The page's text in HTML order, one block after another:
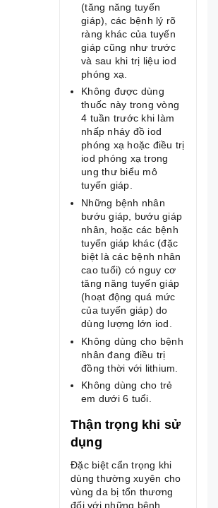
(tăng năng tuyến
giáp), các bệnh lý rõ
ràng khác của tuyến
giáp cũng như trước
và sau khi trị liệu iod
phóng xạ.
Không được dùng
thuốc này trong vòng
4 tuần trước khi làm
nhấp nháy đồ iod
phóng xạ hoặc điều trị
iod phóng xạ trong
ung thư biểu mô
tuyến giáp.
Những bệnh nhân
bướu giáp, bướu giáp
nhân, hoặc các bệnh
tuyến giáp khác (đặc
biệt là các bệnh nhân
cao tuổi) có nguy cơ
tăng năng tuyến giáp
(hoạt động quá mức
của tuyến giáp) do
dùng lượng lớn iod.
Không dùng cho bệnh
nhân đang điều trị
đồng thời với lithium.
Không dùng cho trẻ
em dưới 6 tuổi.
Thận trọng khi sử
dụng
Đặc biệt cẩn trọng khi
dùng thường xuyên cho
vùng da bị tổn thương
đối với những bệnh